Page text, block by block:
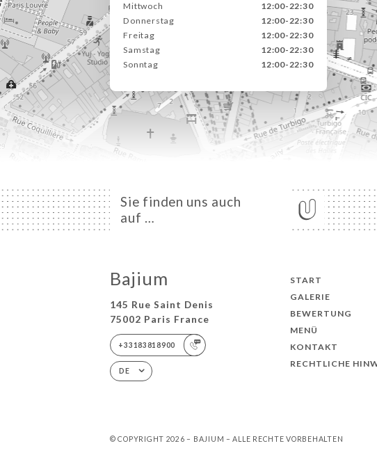
Mittwoch
12:00-22:30
Donnerstag
12:00-22:30
Freitag
12:00-22:30
Samstag
12:00-22:30
Sonntag
12:00-22:30
Sie finden uns auch
auf …
Bajium
145 Rue Saint Denis
75002 Paris France
+33183818900
DE
START
GALERIE
BEWERTUNG
MENÜ
KONTAKT
RECHTLICHE
© COPYRIGHT 2026 – BAJIUM – ALLE RECHTE VORBEHALTEN